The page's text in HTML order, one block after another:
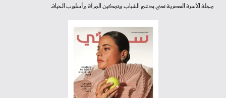
مجلة الأسرة العصرية تعنى بدعم الشباب وتمكين المرأة وأسلوب الحياة.